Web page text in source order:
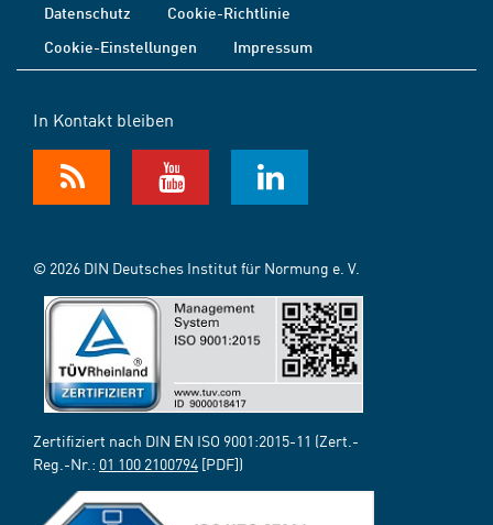
Datenschutz
Cookie-Richtlinie
Cookie-Einstellungen
Impressum
In Kontakt bleiben
© 2026 DIN Deutsches Institut für Normung e. V.
Zertifiziert nach DIN EN ISO 9001:2015-11 (Zert.-
Reg.-Nr.: 01 100 2100794 [PDF])